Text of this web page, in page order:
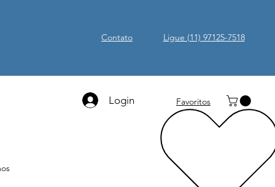
Contato Ligue (11) 97125-7518
Login Favoritos